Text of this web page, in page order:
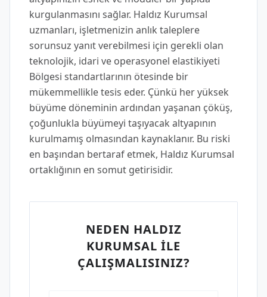
kurgulanmasını sağlar. Haldız Kurumsal
uzmanları, işletmenizin anlık taleplere
sorunsuz yanıt verebilmesi için gerekli olan
teknolojik, idari ve operasyonel elastikiyeti
Bölgesi standartlarının ötesinde bir
mükemmellikle tesis eder. Çünkü her yüksek
büyüme döneminin ardından yaşanan çöküş,
çoğunlukla büyümeyi taşıyacak altyapının
kurulmamış olmasından kaynaklanır. Bu riski
en başından bertaraf etmek, Haldız Kurumsal
ortaklığının en somut getirisidir.
NEDEN HALDIZ
KURUMSAL İLE
ÇALIŞMALISINIZ?